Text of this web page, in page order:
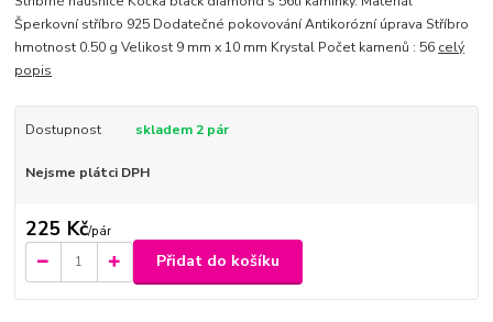
Šperkovní stříbro 925 Dodatečné pokovování Antikorózní úprava Stříbro
hmotnost 0.50 g Velikost 9 mm x 10 mm Krystal Počet kamenů : 56 celý
popis
Dostupnost skladem 2 pár
Nejsme plátci DPH
225 Kč/pár
Přidat do košíku